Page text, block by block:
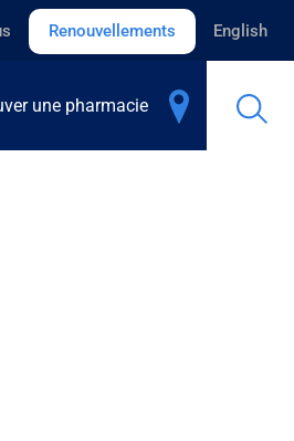
Renouvellements English
une pharmacie